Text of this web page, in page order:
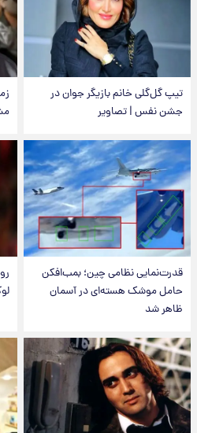
تیپ گل‌گلی خانم بازیگر جوان در
جشن نفس | تصاویر
قدرت‌نمایی نظامی چین؛ بمب‌افکن
حامل موشک هسته‌ای در آسمان
ظاهر شد